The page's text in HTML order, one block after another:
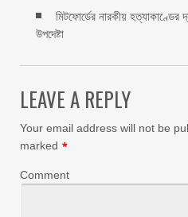
মিটফোর্ডের নারকীয়
উপদেষ্টা
LEAVE A REPLY
Your email address will not be
marked *
Comment